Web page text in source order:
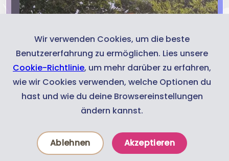
Neuigkeiten
Wir verwenden Cookies, um die beste
Benutzererfahrung zu ermöglichen. Lies unsere
Cookie-Richtlinie, um mehr darüber zu erfahren,
wie wir Cookies verwenden, welche Optionen du
hast und wie du deine Browsereinstellungen
ändern kannst.
Akzeptieren
Ablehnen